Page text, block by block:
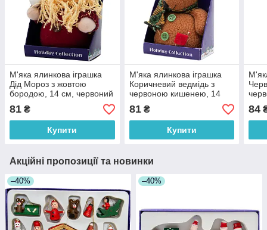
М'яка ялинкова іграшка
Дід Мороз з жовтою
бородою, 14 см, червоний
з жовтим, текстиль,
новорічна фігурка
(000029-1)
81 ₴
Купити
М'яка ялинкова іграшка
Коричневий ведмідь з
червоною кишенею, 14
см, коричневий, текстиль,
новорічна фігурка
(000029-15)
81₴
Купити
84
Акційні пропозиції та новинки
–40% –40%